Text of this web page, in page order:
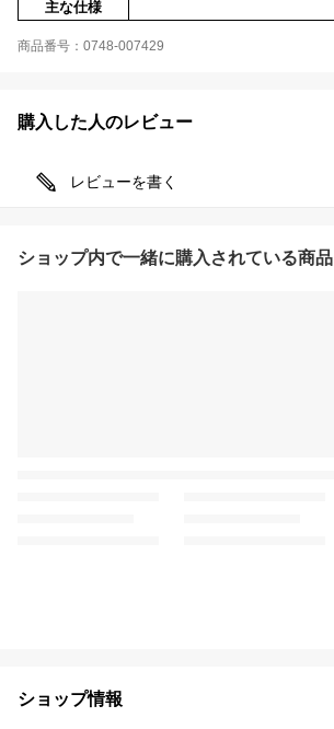
主な仕様
商品番号：0748-007429
購入した人のレビュー
レビューを書く
ショップ内で一緒に購入されている商品
ショップ情報